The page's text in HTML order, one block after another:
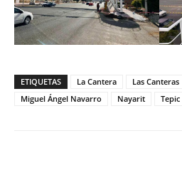
ETIQUETAS La Cantera Las Canteras
Miguel Ángel Navarro
Nayarit Tepic